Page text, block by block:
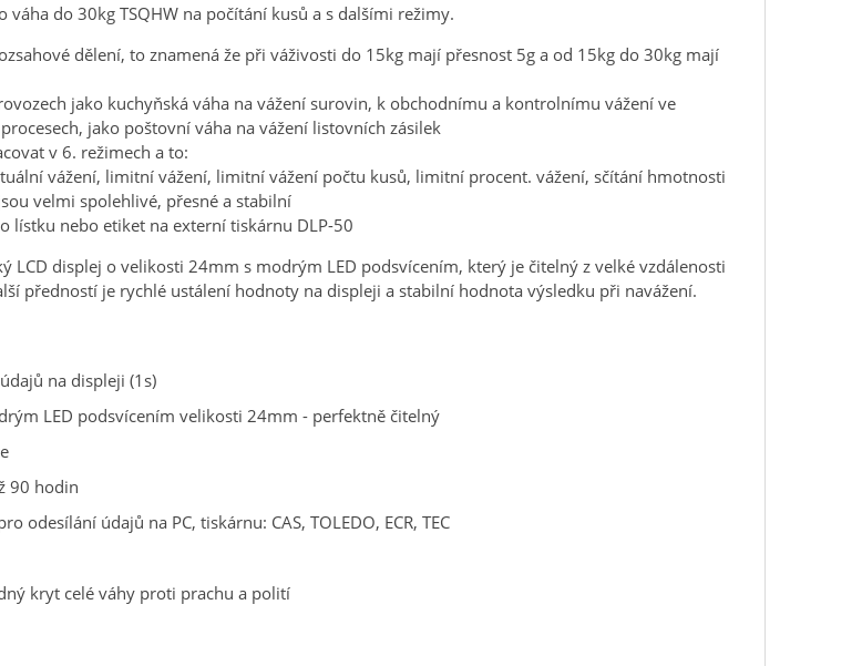
váha do 30kg TSQHW na počítání kusů a s dalšími režimy.
dělení, to znamená že při váživosti do 15kg mají přesnost 5g a od 15kg do 30kg mají
jako kuchyňská váha na vážení surovin, k obchodnímu a kontrolnímu vážení ve
jako poštovní váha na vážení listovních zásilek
v 6. režimech a to:
vážení, limitní vážení, limitní vážení počtu kusů, limitní procent. vážení, sčítání hmotnosti
velmi spolehlivé, přesné a stabilní
lístku nebo etiket na externí tiskárnu DLP-50
LCD displej o velikosti 24mm s modrým LED podsvícením, který je čitelný z velké vzdálenosti
předností je rychlé ustálení hodnoty na displeji a stabilní hodnota výsledku při navážení.
na displeji (1s)
LED podsvícením velikosti 24mm - perfektně čitelný
90 hodin
odesílání údajů na PC, tiskárnu: CAS, TOLEDO, ECR, TEC
kryt celé váhy proti prachu a polití